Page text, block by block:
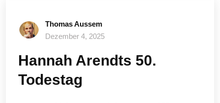
Thomas Aussem
Dezember 4, 2025
Hannah Arendts 50.
Todestag